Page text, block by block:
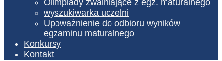
Olimpiady zwalniające z egz. maturalnego
wyszukiwarka uczelni
Upoważnienie do odbioru wyników
egzaminu maturalnego
Konkursy
Kontakt